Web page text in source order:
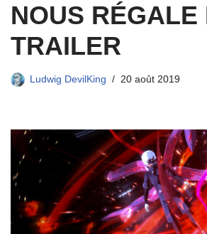
NOUS RÉGALE
TRAILER
Ludwig DevilKing 20 août 2019